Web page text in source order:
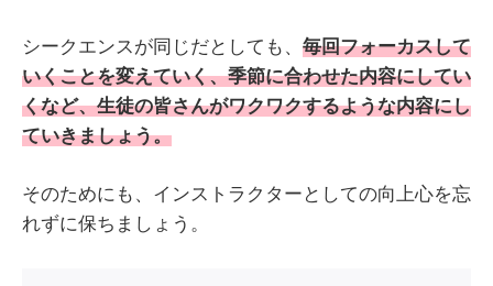
シークエンスが同じだとしても、 毎回フォーカスして
いくことを変えていく、季節に合わせた内容にしてい
くなど、生徒の皆さんがワクワクするような内容にし
ていきましょう。
そのためにも、インストラクターとしての向上心を忘
れずに保ちましょう。